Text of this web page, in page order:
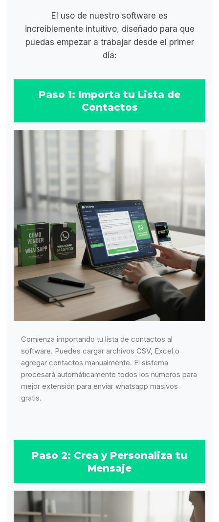
El uso de nuestro software es
increíblemente intuitivo, diseñado para que
puedas empezar a trabajar desde el primer
día:
Paso 1: Importa tu Lista de
Contactos
Comienza importando tu lista de contactos al
software. Puedes cargar archivos CSV, Excel o
agregar contactos manualmente. El sistema
procesará automáticamente todos los números para
mejor extensión para enviar whatsapp masivos
gratis.
Paso 2: Crea y Personaliza tu
Mensaje